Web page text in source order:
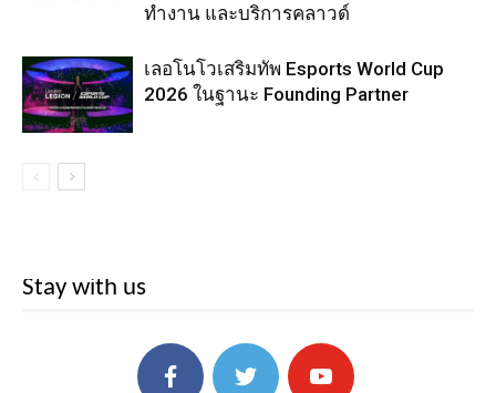
ทำงาน และบริการคลาวด์
เลอโนโวเสริมทัพ Esports World Cup
2026 ในฐานะ Founding Partner
Stay with us